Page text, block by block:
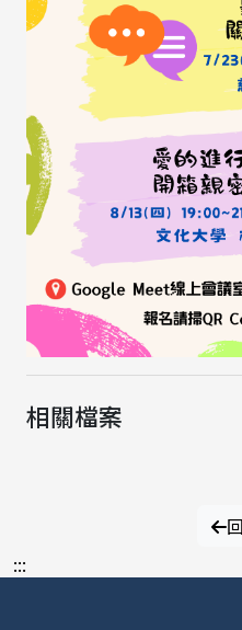
相關檔案
:::